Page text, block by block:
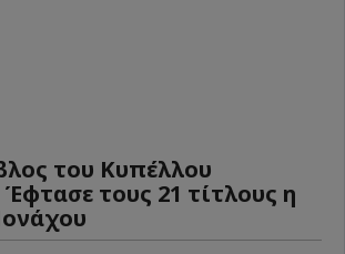
του Κυπέλλου
Έφτασε τους 21 τίτλους η